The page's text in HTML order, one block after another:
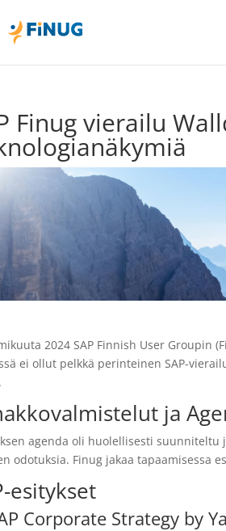
Finug vierailu
2024 SAP Finnish User Groupin
ei ollut pelkkä perinteinen SAP-
ja
agenda oli huolellisesti suunniteltu
odotuksia. Finug jakaa tapaamisessa
esitykset
Corporate Strategy by